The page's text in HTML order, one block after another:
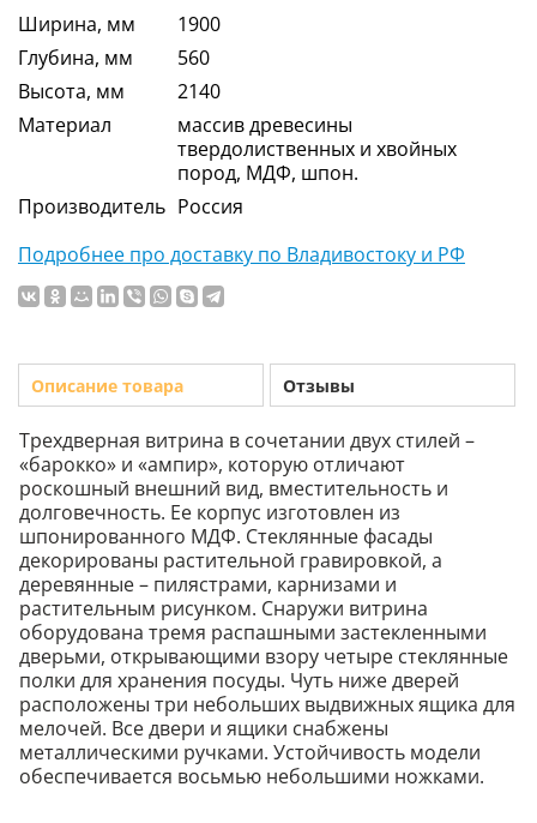
Ширина, мм
1900
Глубина, мм
560
Высота, мм
2140
Материал
массив древесины
твердолиственных и хвойных
пород, МДФ, шпон.
Производитель Россия
Подробнее про доставку по Владивостоку и РФ
Описание товара Отзывы
Трехдверная витрина в сочетании двух стилей –
«барокко» и «ампир», которую отличают
роскошный внешний вид, вместительность и
долговечность. Ее корпус изготовлен из
шпонированного МДФ. Стеклянные фасады
декорированы растительной гравировкой, а
деревянные – пилястрами, карнизами и
растительным рисунком. Снаружи витрина
оборудована тремя распашными застекленными
дверьми, открывающими взору четыре стеклянные
полки для хранения посуды. Чуть ниже дверей
расположены три небольших выдвижных ящика для
мелочей. Все двери и ящики снабжены
металлическими ручками. Устойчивость модели
обеспечивается восьмью небольшими ножками.